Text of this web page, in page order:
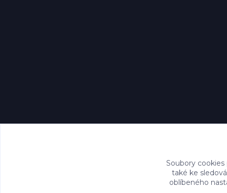
Soubory
také ke
oblíbeného